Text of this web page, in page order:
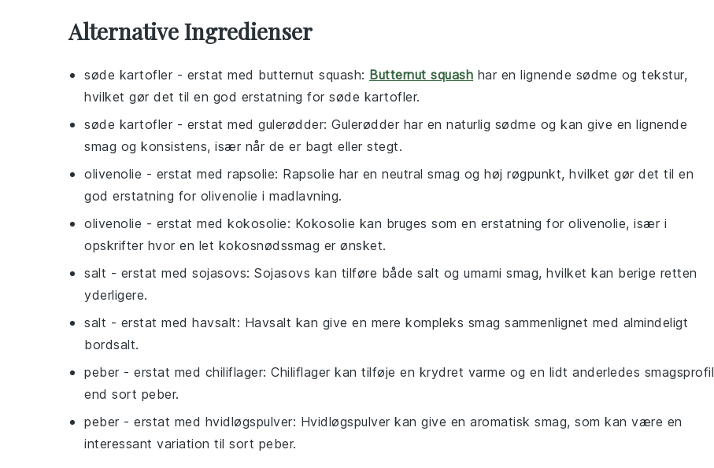
Alternative Ingredienser
søde kartofler - erstat med butternut squash: Butternut squash har en lignende sødme og tekstur,
hvilket gør det til en god erstatning for søde kartofler.
søde kartofler - erstat med gulerødder: Gulerødder har en naturlig sødme og kan give en lignende
smag og konsistens, især når de er bagt eller stegt.
olivenolie - erstat med rapsolie: Rapsolie har en neutral smag og høj røgpunkt, hvilket gør det til en
god erstatning for olivenolie i madlavning.
olivenolie - erstat med kokosolie: Kokosolie kan bruges som en erstatning for olivenolie, især i
opskrifter hvor en let kokosnødssmag er ønsket.
salt - erstat med sojasovs: Sojasovs kan tilføre både salt og umami smag, hvilket kan berige retten
yderligere.
salt - erstat med havsalt: Havsalt kan give en mere kompleks smag sammenlignet med almindeligt
bordsalt.
peber - erstat med chiliflager: Chiliflager kan tilføje en krydret varme og en lidt anderledes smagsprofil
end sort peber.
peber - erstat med hvidløgspulver: Hvidløgspulver kan give en aromatisk smag, som kan være en
interessant variation til sort peber.